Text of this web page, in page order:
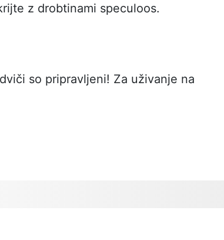
z drobtinami speculoos.
so pripravljeni! Za uživanje na